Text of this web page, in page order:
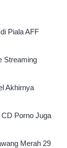
Piala AFF
Streaming
Akhirnya
Porno Juga
Merah 29